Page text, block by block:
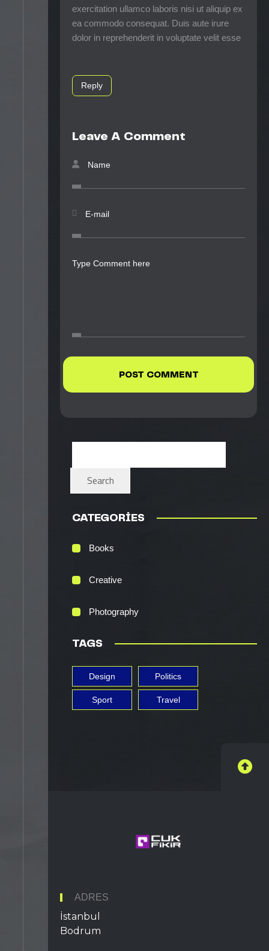
exercitation ullamco laboris nisi ut aliquip ex
ea commodo consequat. Duis aute irure
dolor in reprehenderit in voluptate velit esse
Reply
Leave A Comment
Name
E-mail
Type Comment here
POST COMMENT
Search
CATEGORIES
Books
Creative
Photography
TAGS
Design Politics
Sport Travel
ADRES
İstanbul
Bodrum